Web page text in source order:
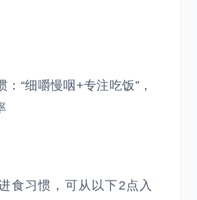
：“细嚼慢咽+专注吃饭”，
食习惯，可从以下2点入